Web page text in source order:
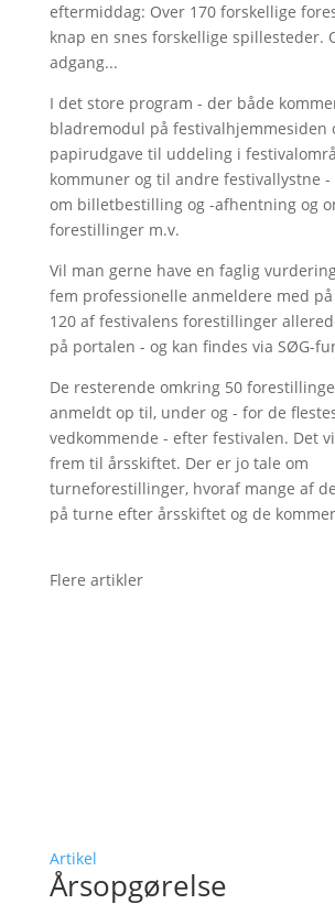
eftermiddag: Over 170 forskellige
knap en snes forskellige spillesteder.
adgang...
I det store program - der både
bladremodul på festivalhjemmesiden
papirudgave til uddeling i
kommuner og til andre festivallystne
om billetbestilling og -afhentning og
forestillinger m.v.
Vil man gerne have en faglig
fem professionelle anmeldere med
120 af festivalens forestillinger
på portalen - og kan findes via SØG-
De resterende omkring 50
anmeldt op til, under og - for de
vedkommende - efter festivalen. Det
frem til årsskiftet. Der er jo tale om
turneforestillinger, hvoraf mange af
på turne efter årsskiftet og de
Flere artikler
Artikel
Årsopgørelse